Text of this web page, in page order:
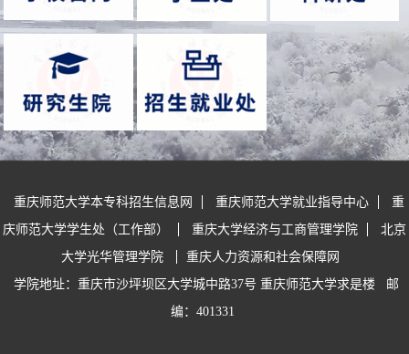
重庆师范大学本专科招生信息网 重庆师范大学就业指导中心
重
庆师范大学学生处（工作部）
重庆大学经济与工商管理学院
北京
大学光华管理学院
重庆人力资源和社会保障网
学院地址：重庆市沙坪坝区大学城中路37号 重庆师范大学求是楼
邮
编：401331